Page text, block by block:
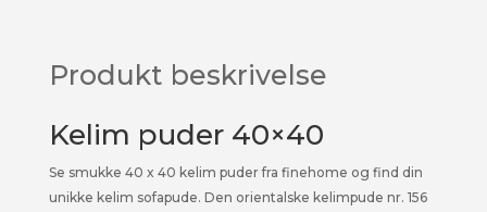
Produkt beskrivelse
Kelim puder 40×40
Se smukke 40 x 40 kelim puder fra finehome og find din
unikke kelim sofapude. Den orientalske kelimpude nr. 156